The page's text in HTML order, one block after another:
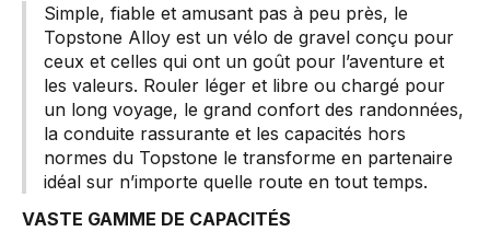
Simple, fiable et amusant pas à peu près, le
Topstone Alloy est un vélo de gravel conçu pour
ceux et celles qui ont un goût pour l’aventure et
les valeurs. Rouler léger et libre ou chargé pour
un long voyage, le grand confort des randonnées,
la conduite rassurante et les capacités hors
normes du Topstone le transforme en partenaire
idéal sur n’importe quelle route en tout temps.
VASTE GAMME DE CAPACITÉS